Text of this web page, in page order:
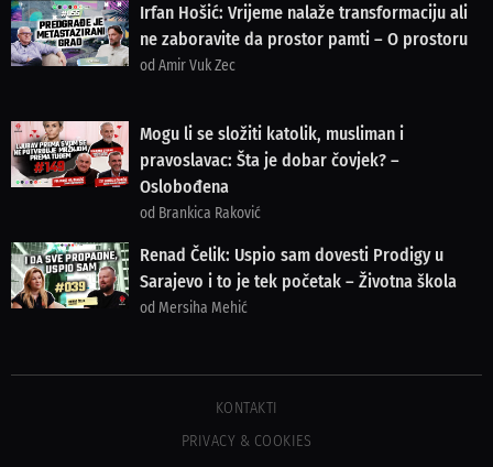
Irfan Hošić: Vrijeme nalaže transformaciju ali
ne zaboravite da prostor pamti – O prostoru
od Amir Vuk Zec
Mogu li se složiti katolik, musliman i
pravoslavac: Šta je dobar čovjek? –
Oslobođena
od Brankica Raković
Renad Čelik: Uspio sam dovesti Prodigy u
Sarajevo i to je tek početak – Životna škola
od Mersiha Mehić
KONTAKTI
PRIVACY & COOKIES